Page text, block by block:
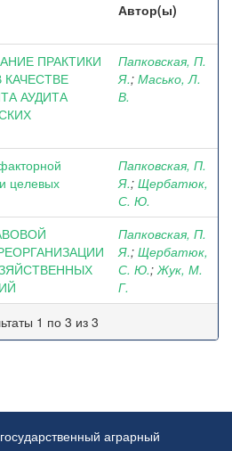
Автор(ы)
ПРАКТИКИ
АУДИТА
Папковская, П.
Я.; Масько, Л.
В.
целевых
Папковская, П.
Я.; Щербатюк,
С. Ю.
Папковская, П.
Я.; Щербатюк,
С. Ю.;Жук, М.
Г.
1 по 3 из 3
аграрный